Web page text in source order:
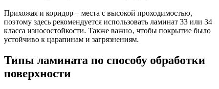
Прихожая и коридор – места с высокой проходимостью‚
поэтому здесь рекомендуется использовать ламинат 33 или 34
класса износостойкости. Также важно‚ чтобы покрытие было
устойчиво к царапинам и загрязнениям.
Типы ламината по способу обработки
поверхности